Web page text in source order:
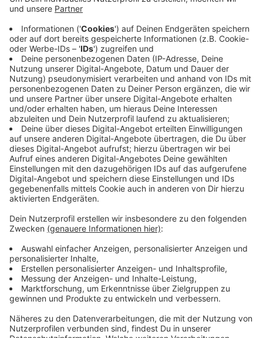
Personen haben werden, die ein hohes Risiko
Menschen ab 60 Jahren, Menschen mit
Behinderung, Menschen mit Vorerkrankungen)
Personen, die durch die Corona-Warn-App einen
Hinweis auf ein erhöhtes Risiko erhalten haben
("rote Kachel").
Wer sich ganz ohne Grund testen lassen will, muss
den Test sogarkomplettbezahlen
Anzeige
Wie wird kontrolliert?
Anzeige
Man muss sich bei den Teststationen ausweisen und
auf einem Formular den Anspruch begründen. Im Fall
eines Konzertbesuchs kann man das Ticket vorlegen.
Bei einem Besuch im Pflegeheim kann das Heim den
Testanspruch vorher schriftlich bestätigen. Dafür gibt
es einen Online-Vordruck. Lebt man im Haushalt mit
einem Infizierten zusammen oder war selbst infiziert,